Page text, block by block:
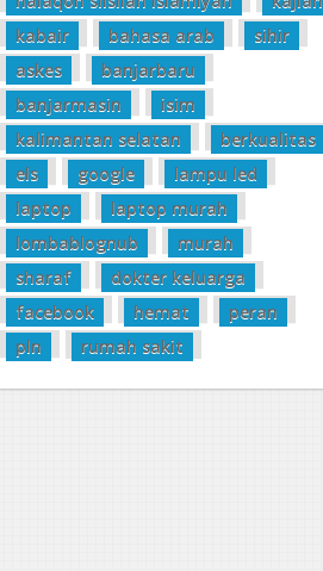
kabair
bahasa arab
sihir
askes
banjarbaru
banjarmasin
isim
kalimantan selatan
berkualitas
els
google
lampu led
laptop
laptop murah
lombablognub
murah
sharaf
dokter keluarga
facebook
hemat
peran
pln
rumah sakit